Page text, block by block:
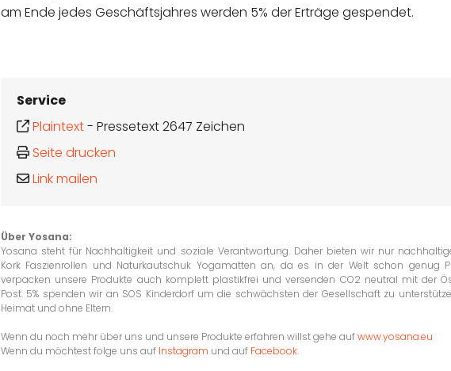
am Ende jedes Geschäftsjahres werden 5% der Erträge gespendet.
Service
Plaintext- Pressetext 2647 Zeichen
Seite drucken
Link mailen
Über Yosana:
Yosana steht für Nachhaltigkeit und soziale Verantwortung. Daher bieten wir nur
Kork Faszienrollen und Naturkautschuk Yogamatten an, da es in der Welt schon genug
verpacken unsere Produkte auch komplett plastikfrei und versenden CO2 neutral mit der
Post. 5% spenden wir an SOS Kinderdorf um die schwächsten der Gesellschaft zu
Heimat und ohne Eltern.
Wenn du noch mehr über uns und unsere Produkte erfahren willst gehe aufwww.yosana.eu
Wenn du möchtest folge uns auf Instagram und auf Facebook.